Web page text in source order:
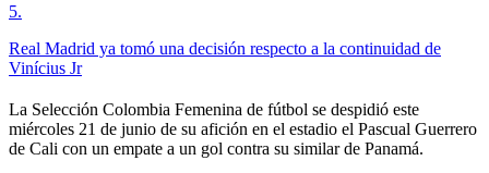
5.
Real Madrid ya tomó una decisión respecto a la continuidad de
Vinícius Jr
La Selección Colombia Femenina de fútbol se despidió este
miércoles 21 de junio de su afición en el estadio el Pascual Guerrero
de Cali con un empate a un gol contra su similar de Panamá.